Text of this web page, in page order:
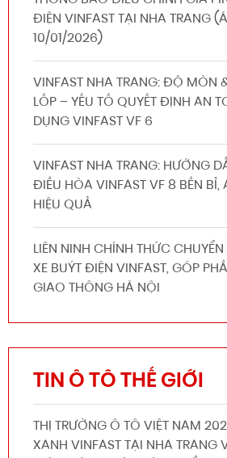
ĐIỆN VINFAST TẠI NHA TRANG
10/01/2026)
VINFAST NHA TRANG: ĐỘ MÒN
LỐP – YẾU TỐ QUYẾT ĐỊNH AN
DỤNG VINFAST VF 6
VINFAST NHA TRANG: HƯỚNG
ĐIỀU HÒA VINFAST VF 8 BỀN BỈ,
HIỆU QUẢ
LIÊN NINH CHÍNH THỨC
XE BUÝT ĐIỆN VINFAST, GÓP
GIAO THÔNG HÀ NỘI
TIN Ô TÔ THẾ GIỚI
THỊ TRƯỜNG Ô TÔ VIỆT NAM
XANH VINFAST TẠI NHA TRANG